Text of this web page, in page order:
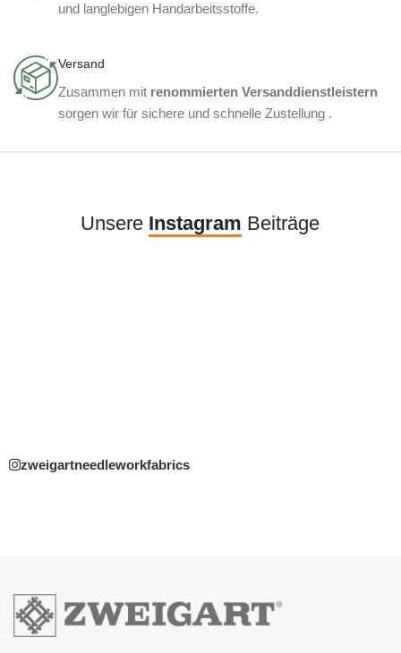
und langlebigen Handarbeitsstoffe.
Versand
Zusammen mit renommierten Versanddienstleistern
sorgen wir für sichere und schnelle Zustellung .
Unsere Instagram Beiträge
zweigartneedleworkfabrics